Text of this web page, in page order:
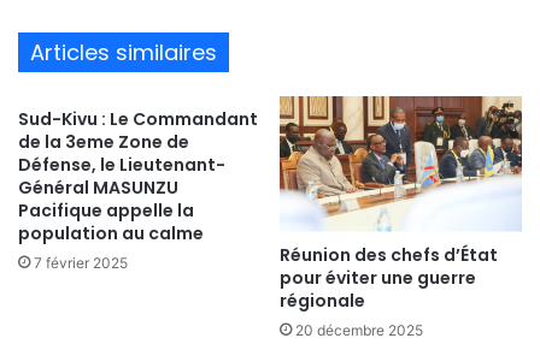
Articles similaires
Sud-Kivu : Le Commandant
de la 3eme Zone de
Défense, le Lieutenant-
Général MASUNZU
Pacifique appelle la
population au calme
7 février 2025
Réunion des chefs d’État
pour éviter une guerre
régionale
20 décembre 2025